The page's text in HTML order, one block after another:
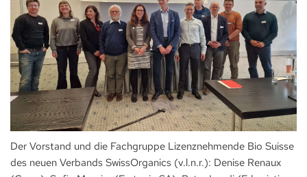
Der Vorstand und die Fachgruppe Lizenznehmende Bio Suisse
des neuen Verbands SwissOrganics (v.l.n.r.): Denise Renaux